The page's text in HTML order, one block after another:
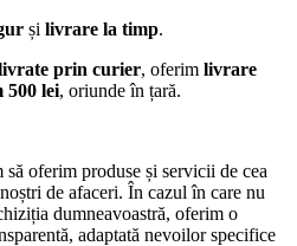
și livrare la timp.
prin curier, oferim livrare
500 lei, oriunde în țară.
oferim produse și servicii de cea
de afaceri. În cazul în care nu
dumneavoastră, oferim o
adaptată nevoilor specifice